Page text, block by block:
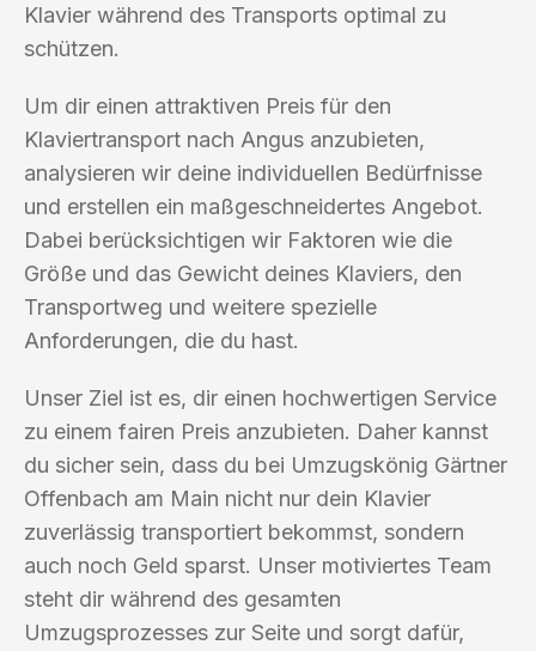
Klavier während des Transports optimal zu
schützen.
Um dir einen attraktiven Preis für den
Klaviertransport nach Angus anzubieten,
analysieren wir deine individuellen Bedürfnisse
und erstellen ein maßgeschneidertes Angebot.
Dabei berücksichtigen wir Faktoren wie die
Größe und das Gewicht deines Klaviers, den
Transportweg und weitere spezielle
Anforderungen, die du hast.
Unser Ziel ist es, dir einen hochwertigen Service
zu einem fairen Preis anzubieten. Daher kannst
du sicher sein, dass du bei Umzugskönig Gärtner
Offenbach am Main nicht nur dein Klavier
zuverlässig transportiert bekommst, sondern
auch noch Geld sparst. Unser motiviertes Team
steht dir während des gesamten
Umzugsprozesses zur Seite und sorgt dafür,